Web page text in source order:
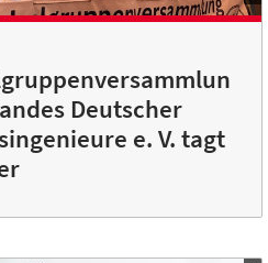
Deutscher
e. V. tagt